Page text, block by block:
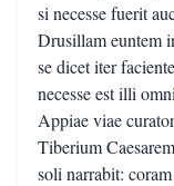
si necesse fuerit
Drusillam euntem
se dicet iter
necesse est illi
Appiae viae
Tiberium
soli narrabit: